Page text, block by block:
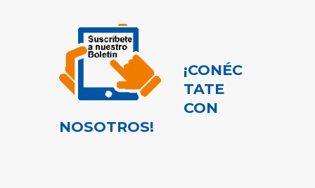
¡CONÉC
TATE
CON
NOSOTROS!